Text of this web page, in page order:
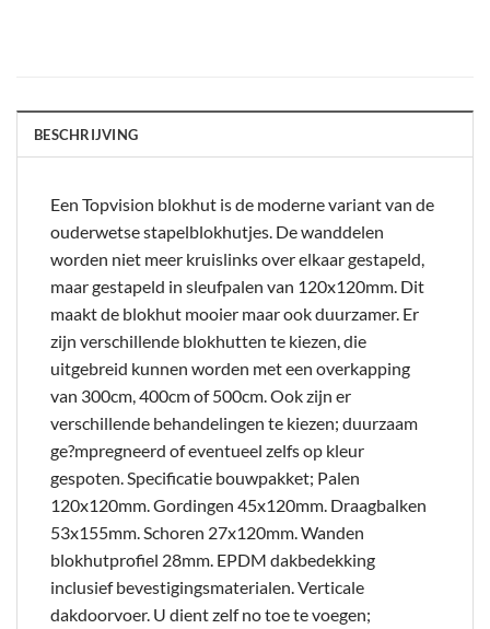
BESCHRIJVING
Een Topvision blokhut is de moderne variant van de
ouderwetse stapelblokhutjes. De wanddelen
worden niet meer kruislinks over elkaar gestapeld,
maar gestapeld in sleufpalen van 120x120mm. Dit
maakt de blokhut mooier maar ook duurzamer. Er
zijn verschillende blokhutten te kiezen, die
uitgebreid kunnen worden met een overkapping
van 300cm, 400cm of 500cm. Ook zijn er
verschillende behandelingen te kiezen; duurzaam
ge?mpregneerd of eventueel zelfs op kleur
gespoten. Specificatie bouwpakket; Palen
120x120mm. Gordingen 45x120mm. Draagbalken
53x155mm. Schoren 27x120mm. Wanden
blokhutprofiel 28mm. EPDM dakbedekking
inclusief bevestigingsmaterialen. Verticale
dakdoorvoer. U dient zelf no toe te voegen;